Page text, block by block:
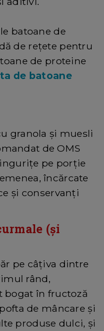
batoane de
de rețete pentru
de proteine
de batoane
granola și muesli
de OMS
pe porție
încărcate
și conservanți
(și
pe câțiva dintre
rând,
bogat în fructoză
de mâncare și
produse dulci, și